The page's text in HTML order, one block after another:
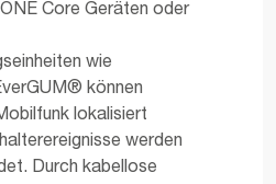
Core Geräten oder
wie
können
lokalisiert
werden
Durch kabellose